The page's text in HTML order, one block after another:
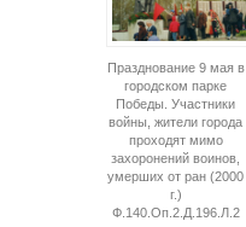
Празднование 9 мая в
городском парке
Победы. Участники
войны, жители города
проходят мимо
захоронений воинов,
умерших от ран (2000
г.)
Ф.140.Оп.2.Д.196.Л.2